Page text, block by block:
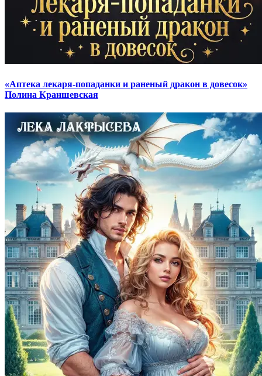
«Аптека лекаря-попаданки и раненый дракон в довесок»
Полина Краншевская